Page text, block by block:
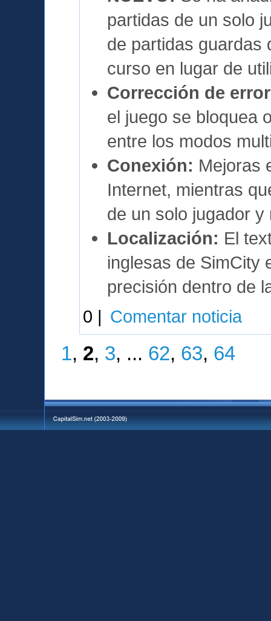
partidas de un solo
de partidas guardas
curso en lugar de
Corrección de
el juego se bloquea
entre los modos
Conexión: Mejoras
Internet, mientras
de un solo jugador y
Localización: El
inglesas de SimCity
precisión dentro de
0 | Comentar noticia
1, 2, 3, ... 62, 63, 64